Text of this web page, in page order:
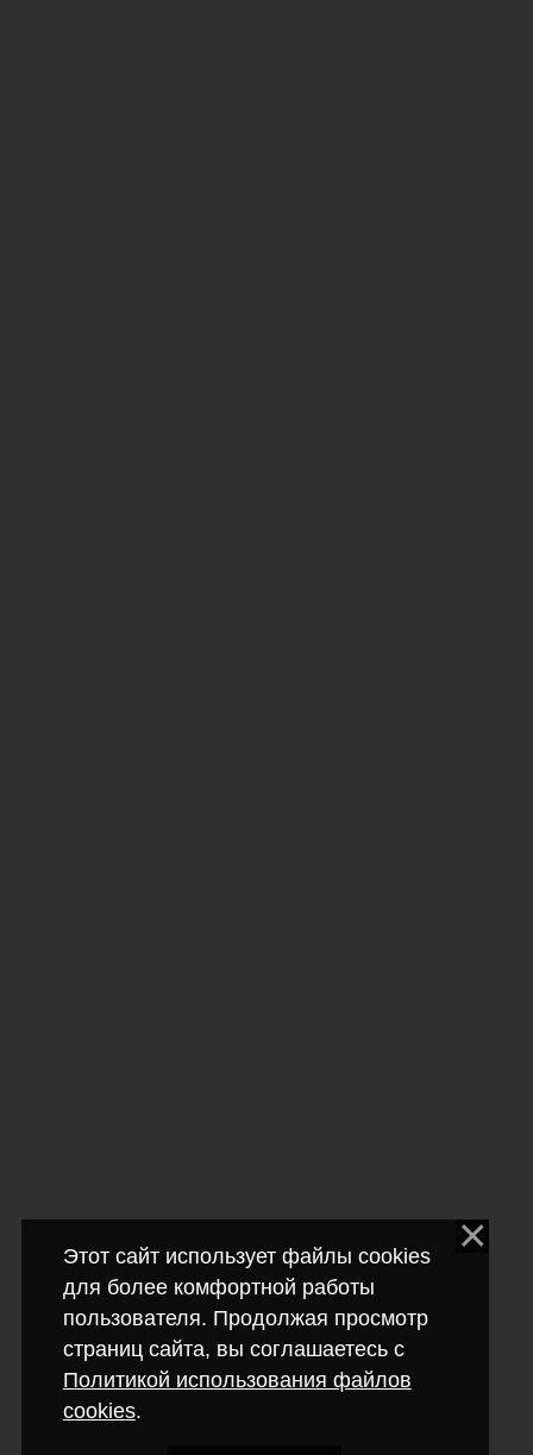
Этот сайт использует файлы cookies
для более комфортной работы
пользователя. Продолжая просмотр
страниц сайта, вы соглашаетесь с
Политикой использования файлов
cookies.